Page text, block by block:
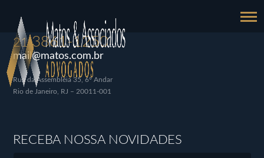
213861-1250
mail@matos.com.br
Rua da Assembléia 35, 6º Andar
Rio de Janeiro, RJ – 20011-001
RECEBA NOSSA NOVIDADES